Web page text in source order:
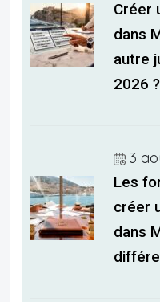
Créer
dans
autre
2026 ?
3
Les
créer
dans